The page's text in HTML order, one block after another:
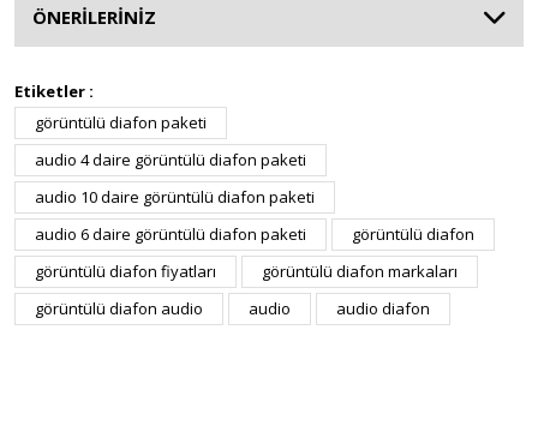
ÖNERİLERİNİZ
Etiketler :
görüntülü diafon paketi
audio 4 daire görüntülü diafon paketi
audio 10 daire görüntülü diafon paketi
audio 6 daire görüntülü diafon paketi
görüntülü diafon
görüntülü diafon fiyatları
görüntülü diafon markaları
görüntülü diafon audio
audio audio diafon